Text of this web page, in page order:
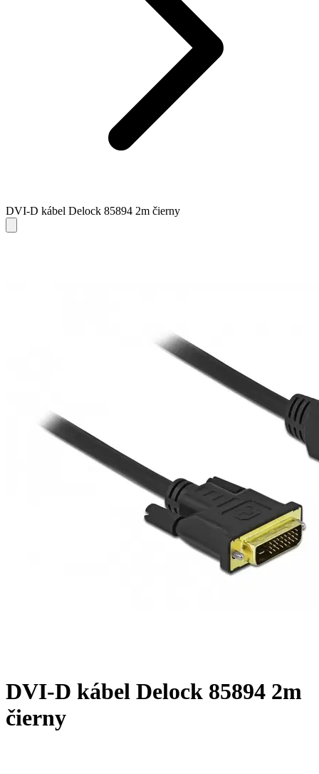
DVI-D kábel Delock 85894 2m čierny
DVI-D kábel Delock 85894 2m
čierny